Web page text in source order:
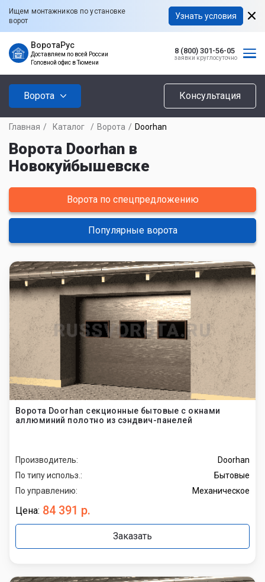
Ищем монтажников по установке
ворот
Узнать условия
ВоротаРус
Доставляем по всей России
Головной офис в Тюмени
8 (800) 301-56-05
заявки круглосуточно
Ворота Консультация
Главная / Каталог / Ворота / Doorhan
Ворота Doorhan в
Новокуйбышевске
Ворота по спецпредложению
Популярные ворота
Ворота Doorhan секционные бытовые с окнами
аллюминий полотно из сэндвич-панелей
Производитель:
Doorhan
По типу использ.:
Бытовые
По управлению:
Механическое
Цена: 84 391 р.
Заказать